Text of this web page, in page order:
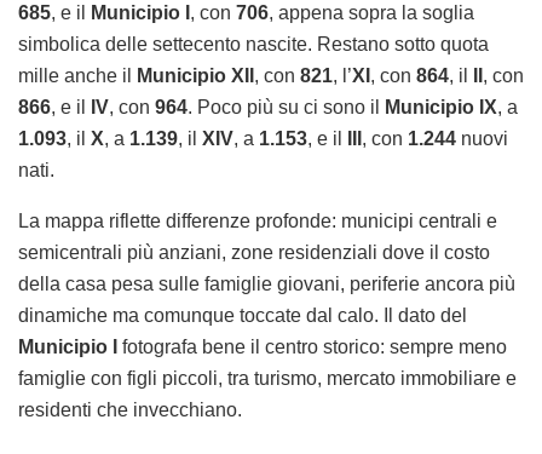
685, e il Municipio I , con 706, appena sopra la soglia
simbolica delle settecento nascite. Restano sotto quota
mille anche il
Municipio XII , con 821, l’XI , con 864, il
, con
866, e il IV, con 964. Poco più su ci sono il Municipio IX, a
1.093, il X, a 1.139, il XIV, a 1.153, e il , con 1.244 nuovi
nati.
La mappa riflette differenze profonde: municipi centrali e
semicentrali più anziani, zone residenziali dove il costo
della casa pesa sulle famiglie giovani, periferie ancora più
dinamiche ma comunque toccate dal calo. Il dato del
Municipio I
fotografa bene il centro storico: sempre meno
famiglie con figli piccoli, tra turismo, mercato immobiliare e
residenti che invecchiano.